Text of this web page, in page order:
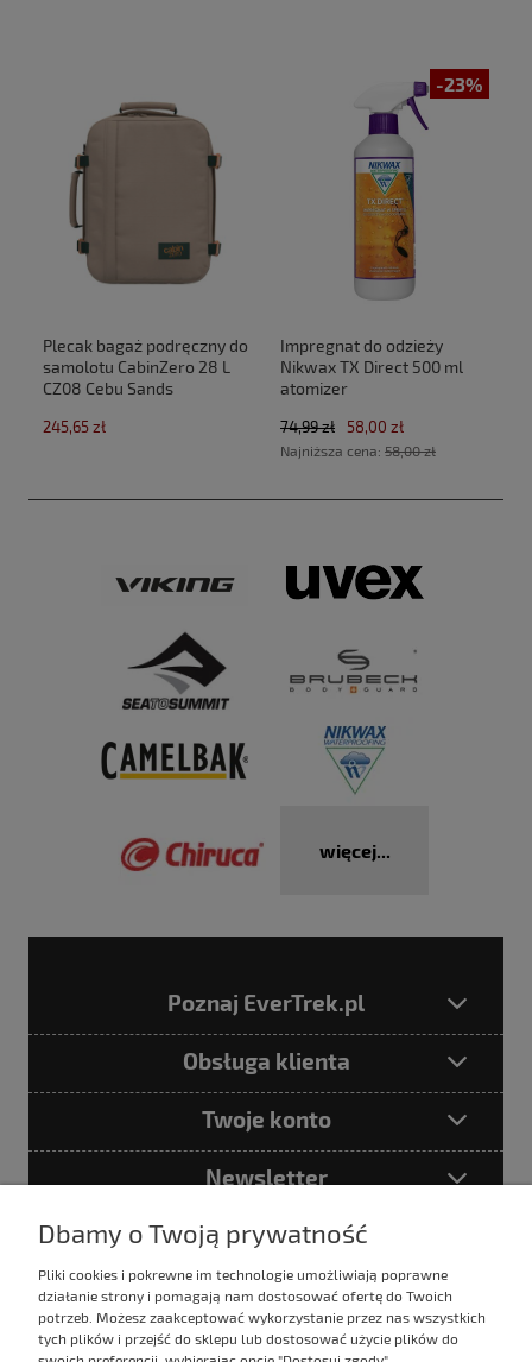
Plecak bagaż podręczny do
samolotu CabinZero 28 L
CZ08 Cebu Sands
Air)
245,65 zł
-23%
Impregnat do odzieży
Nikwax TX Direct 500 ml
atomizer
74,99 zł 58,00 zł
Najniższa cena: 58,00 zł
więcej...
Poznaj EverTrek.pl
Obsługa klienta
Twoje konto
Newsletter
Podając adres e-mail akceptujesz
Politykę prywatności
Dbamy o Twoją prywatność
Pliki cookies i pokrewne im technologie umożliwiają poprawne
działanie strony i pomagają nam dostosować ofertę do Twoich
potrzeb. Możesz zaakceptować wykorzystanie przez nas wszystkich
tych plików i przejść do sklepu lub dostosować użycie plików do